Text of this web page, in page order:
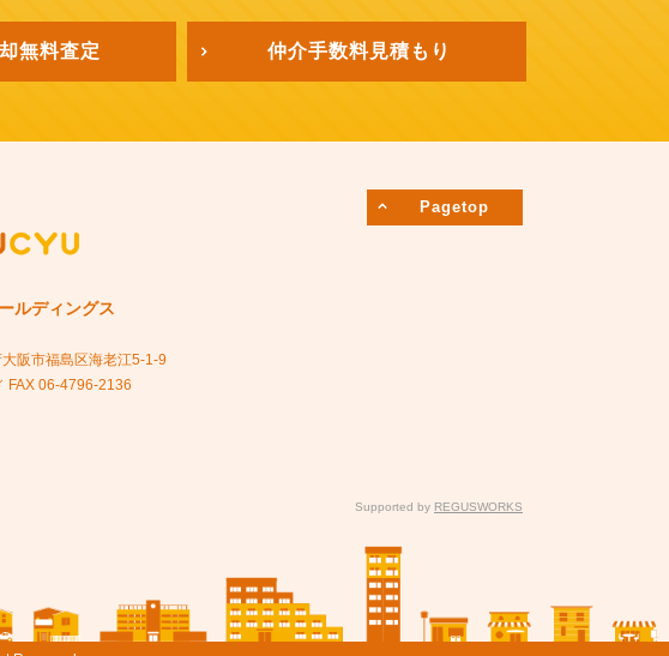
無料査定 仲介手数料見積もり
Pagetop
ルディングス
大阪市福島区海老江5-1-9
FAX 06-4796-2136
Supported by REGUSWORKS